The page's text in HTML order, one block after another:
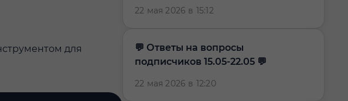
для
22 мая 2026 в 15:12
​​💬 Ответы на вопросы
подписчиков 15.05-22.05 💬
22 мая 2026 в 12:20